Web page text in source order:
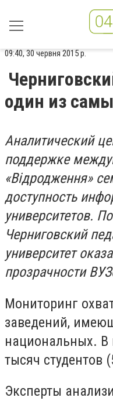
09:40, 30 червня 2015 р.
один из
Аналитический
поддержке
«Відродження»
доступность
университетов.
Черниговский
университет
прозрачности
Мониторинг
заведений,
национальных. В
тысяч студентов
Эксперты